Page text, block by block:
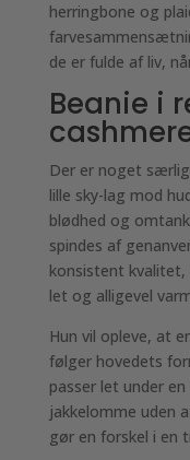
herringbone og
de er fulde af liv,
Beanie i
Der er noget
lille sky-lag mod
blødhed og
spindes af
konsistent
let og alligevel
Hun vil opleve, at
følger hovedets
passer let under
jakkelomme uden
gør en forskel i en